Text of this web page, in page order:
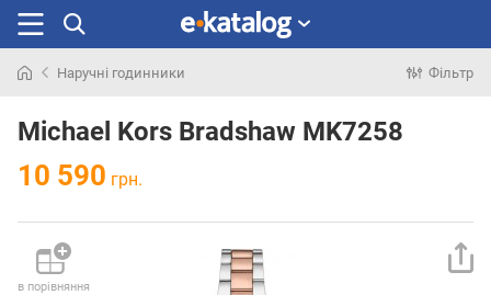
раніше
Наручні годинники Фільтр
Michael Kors Bradshaw MK7258
10 590 грн.
в порівняння